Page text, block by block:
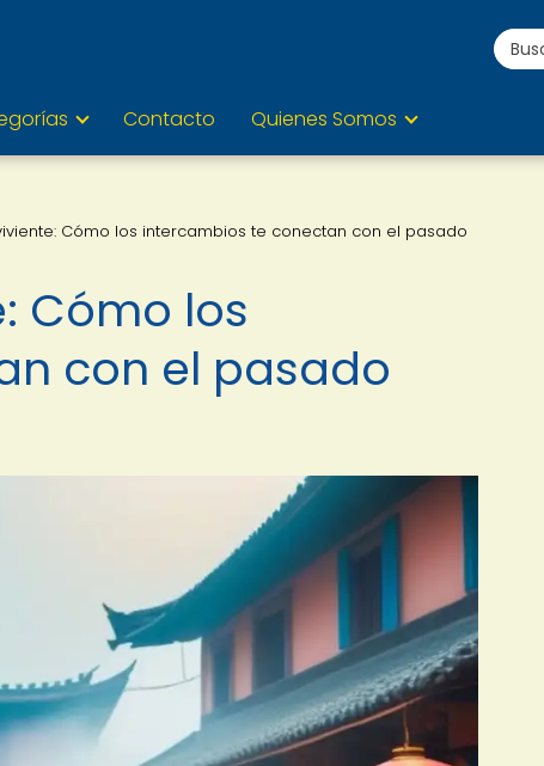
Contacto Quienes Somos
Cómo los intercambios te conectan con el pasado
Cómo los
con el pasado